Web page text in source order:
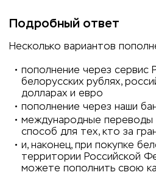
Подробный ответ
Несколько вариантов
пополнение через сервис
белорусских рублях,
долларах и евро
пополнение через наши
международные
способ для тех, кто за
и, наконец, при покупке
территории Российской
можете пополнить свою